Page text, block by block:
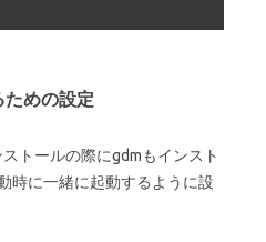
めの設定
トールの際にgdmもインスト
時に一緒に起動するように設